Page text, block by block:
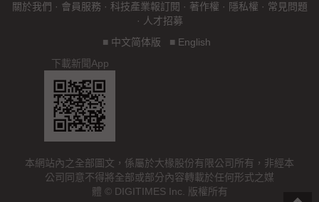
關於我們 · 會員服務 · 科技產業報訂閱 · 著作權 · 隱私權 · 常見問題
· 人才招募
■ 中文简体版 ■ English
下載新聞App
本網站內之全部圖文，係屬於大椽股份有限公司所有，非經本
公司同意不得將全部或部分內容轉載於任何形式之媒
體 © DIGITIMES Inc. 版權所有